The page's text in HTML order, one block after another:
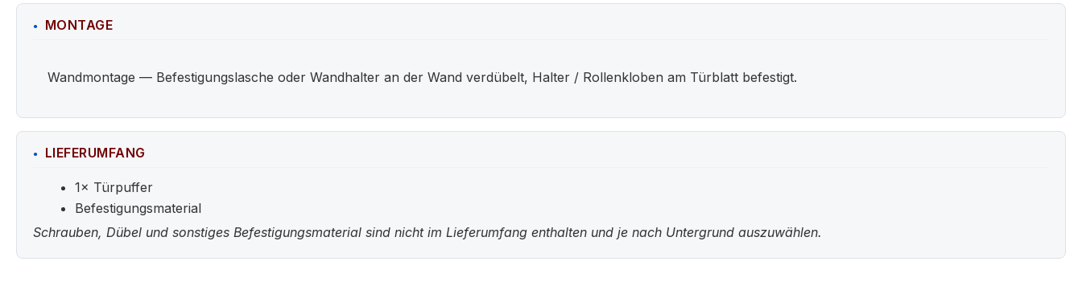
MONTAGE
Wandmontage — Befestigungslasche oder Wandhalter an der Wand verdübelt, Halter / Rollenkloben am Türblatt befestigt.
LIEFERUMFANG
1× Türpuffer
Befestigungsmaterial
Schrauben, Dübel und sonstiges Befestigungsmaterial sind nicht im Lieferumfang enthalten und je nach Untergrund auszuwählen.